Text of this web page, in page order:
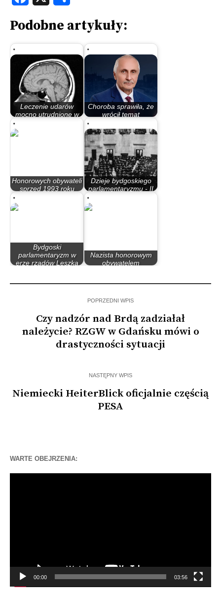
Podobne artykuły:
Leczenie udarów
mocno utrudnione w
Choroba sprawiła, że
wrócił temat
Honorowych obywateli
sprzed 1993 roku
Dzieje bydgoskiego
parlamentaryzmu - II
Bydgoski
parlamentaryzm w
erze rządów Leszka
Nazista honorowym
obywatelem
POPRZEDNI WPIS
Czy nadzór nad Brdą zadziałał
należycie? RZGW w Gdańsku mówi o
drastyczności sytuacji
NASTĘPNY WPIS
Niemiecki HeiterBlick oficjalnie częścią
PESA
WARTE OBEJRZENIA:
00:00 03:56